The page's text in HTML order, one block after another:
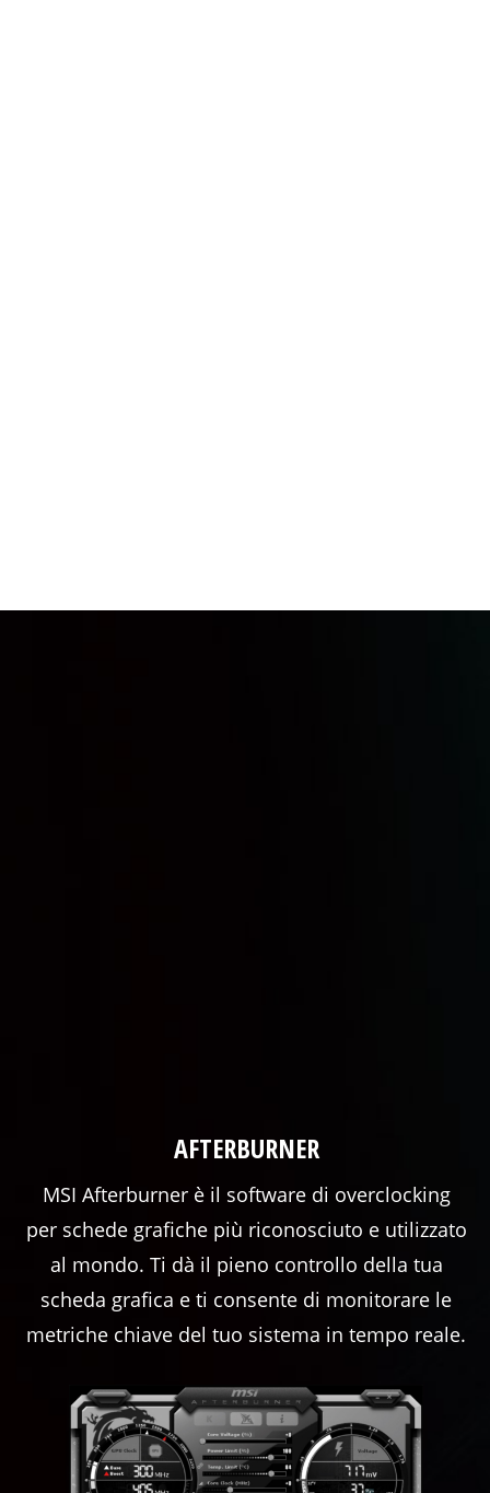
AFTERBURNER
MSI Afterburner è il software di overclocking
per schede grafiche più riconosciuto e utilizzato
al mondo. Ti dà il pieno controllo della tua
scheda grafica e ti consente di monitorare le
metriche chiave del tuo sistema in tempo reale.